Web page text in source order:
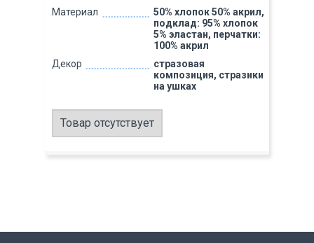
Материал
50% хлопок 50% акрил,
подклад: 95% хлопок
5% эластан, перчатки:
100% акрил
Декор
стразовая
композиция, стразики
на ушках
Товар отсутствует